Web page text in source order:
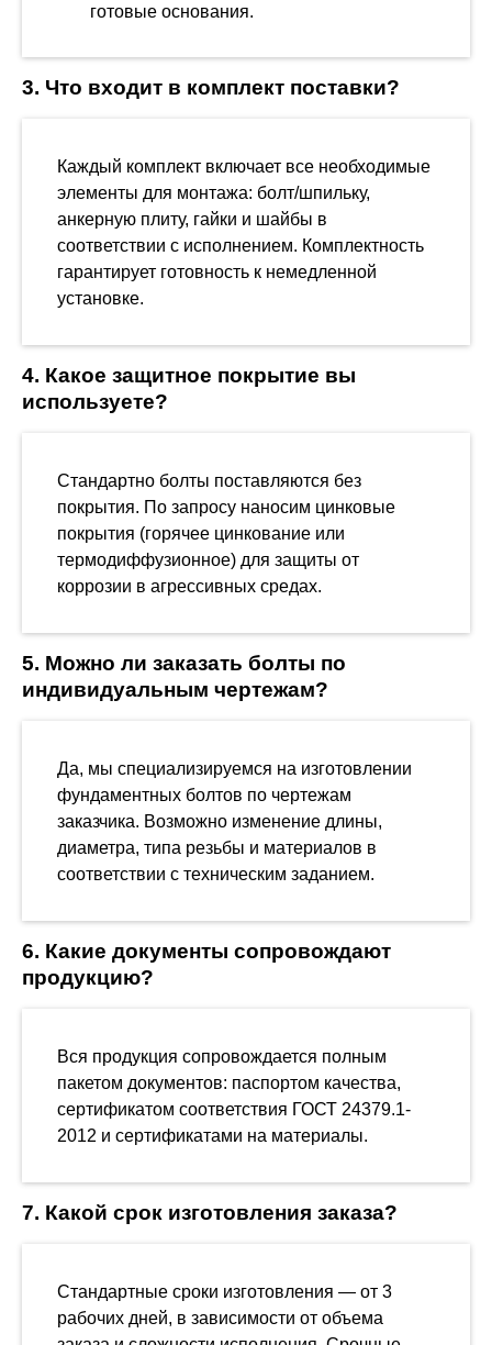
готовые основания.
3. Что входит в комплект поставки?
Каждый комплект включает все необходимые
элементы для монтажа: болт/шпильку,
анкерную плиту, гайки и шайбы в
соответствии с исполнением. Комплектность
гарантирует готовность к немедленной
установке.
4. Какое защитное покрытие вы
используете?
Стандартно болты поставляются без
покрытия. По запросу наносим цинковые
покрытия (горячее цинкование или
термодиффузионное) для защиты от
коррозии в агрессивных средах.
5. Можно ли заказать болты по
индивидуальным чертежам?
Да, мы специализируемся на изготовлении
фундаментных болтов по чертежам
заказчика. Возможно изменение длины,
диаметра, типа резьбы и материалов в
соответствии с техническим заданием.
6. Какие документы сопровождают
продукцию?
Вся продукция сопровождается полным
пакетом документов: паспортом качества,
сертификатом соответствия ГОСТ 24379.1-
2012 и сертификатами на материалы.
7. Какой срок изготовления заказа?
Стандартные сроки изготовления — от 3
рабочих дней, в зависимости от объема